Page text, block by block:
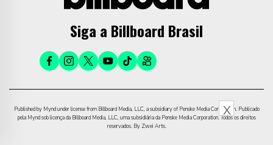
Siga a Billboard Brasil
Published by Mynd under license from Billboard Media, LLC, a subsidiary of Penske Media Corporation. Publicado
pela Mynd sob licença da Billboard Media, LLC, uma subsidiária da Penske Media Corporation. Todos os direitos
reservados. By Zwei Arts.
X